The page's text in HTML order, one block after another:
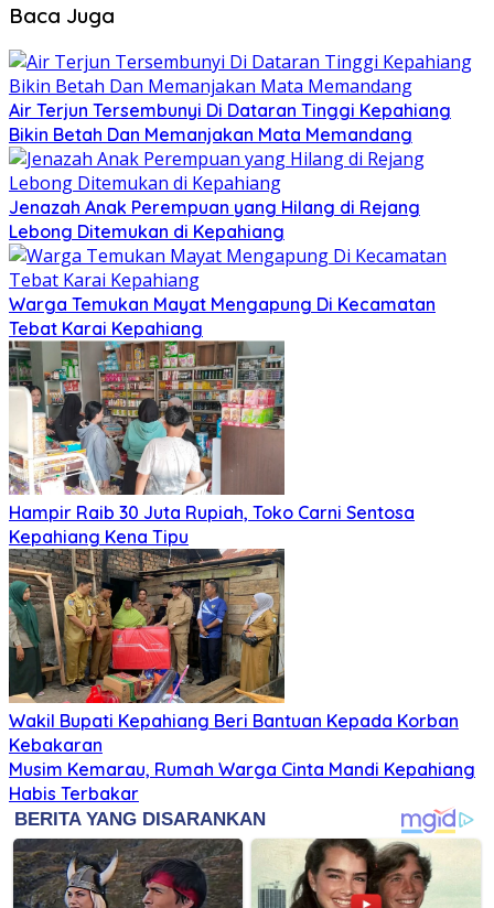
Baca Juga
Air Terjun Tersembunyi Di Dataran Tinggi Kepahiang
Bikin Betah Dan Memanjakan Mata Memandang
Jenazah Anak Perempuan yang Hilang di Rejang
Lebong Ditemukan di Kepahiang
Warga Temukan Mayat Mengapung Di Kecamatan
Tebat Karai Kepahiang
Hampir Raib 30 Juta Rupiah, Toko Carni Sentosa
Kepahiang Kena Tipu
Wakil Bupati Kepahiang Beri Bantuan Kepada Korban
Kebakaran
Musim Kemarau, Rumah Warga Cinta Mandi Kepahiang
Habis Terbakar